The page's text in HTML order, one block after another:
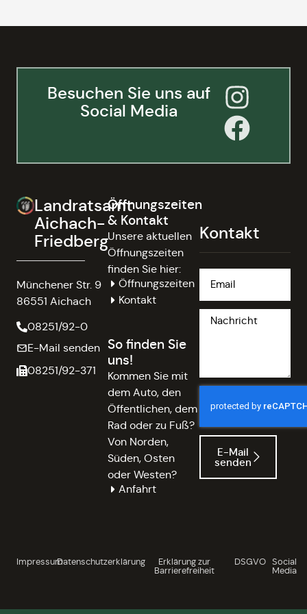
Besuchen Sie uns auf
Social Media
Landratsamt
Aichach-
Friedberg
Münchener Str. 9
86551 Aichach
08251/92-0
E-Mail senden
08251/92-371
Öffnungszeiten
& Kontakt
Unsere aktuellen
Öffnungszeiten
finden Sie hier:
Öffnungszeiten
Kontakt
So finden Sie
uns!
Kommen Sie mit
dem Auto, den
Öffentlichen, dem
Rad oder zu Fuß?
Von Norden,
Süden, Osten
oder Westen?
Anfahrt
Kontakt
E-Mail
senden
ImpressumDatenschutzerklärung Erklärung zur
Barrierefreiheit
DSGVO Social
Media